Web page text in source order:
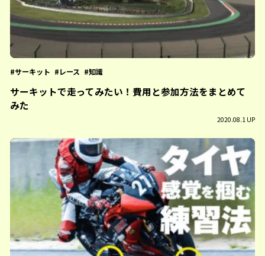
サーキット レース 知識
サーキットで走ってみたい！費用と参加方法をまとめて
みた
2020.08.1 UP